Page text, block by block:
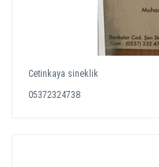
Cetinkaya sineklik
05372324738